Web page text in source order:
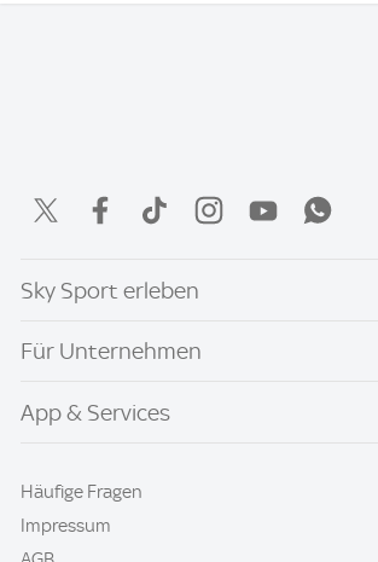
Sky Sport erleben
Für Unternehmen
App & Services
Häufige Fragen
Impressum